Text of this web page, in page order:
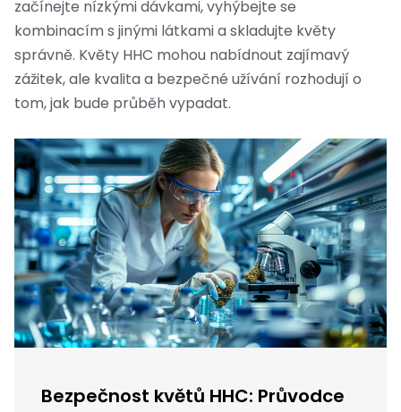
začínejte nízkými dávkami, vyhýbejte se
kombinacím s jinými látkami a skladujte květy
správně. Květy HHC mohou nabídnout zajímavý
zážitek, ale kvalita a bezpečné užívání rozhodují o
tom, jak bude průběh vypadat.
Bezpečnost květů HHC: Průvodce